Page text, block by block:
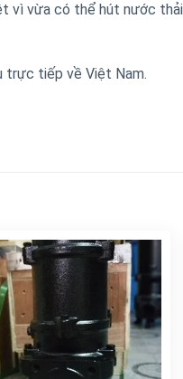
biệt vì vừa có thể
trực tiếp về Việt Nam.